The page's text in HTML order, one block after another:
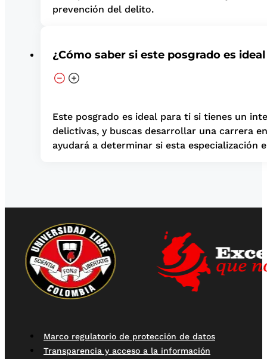
prevención del delito.
¿Cómo saber si este posgrado es
Este posgrado es ideal para ti si tienes un
delictivas, y buscas desarrollar una carrera
ayudará a determinar si esta especialización
Marco regulatorio de protección de datos
Transparencia y acceso a la información